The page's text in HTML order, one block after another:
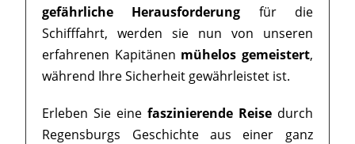
gefährliche Herausforderung für die
Schifffahrt, werden sie nun von unseren
erfahrenen Kapitänen mühelos gemeistert,
während Ihre Sicherheit gewährleistet ist.
Erleben Sie eine faszinierende Reisedurch
Regensburgs Geschichte aus einer ganz